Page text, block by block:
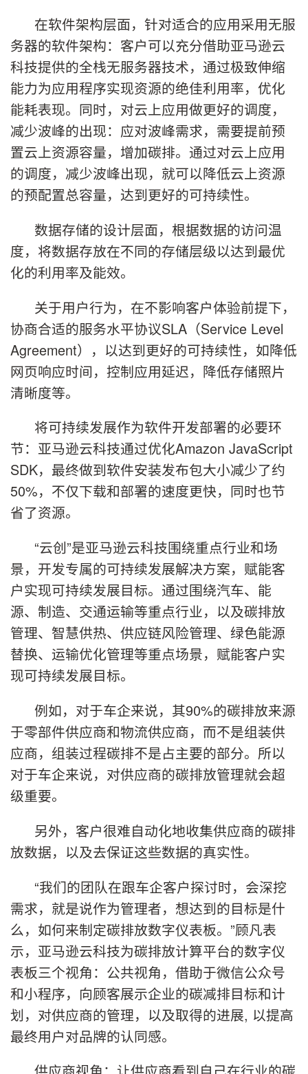
在软件架构层面，针对适合的应用采用无服
务器的软件架构：客户可以充分借助亚马逊云
科技提供的全栈无服务器技术，通过极致伸缩
能力为应用程序实现资源的绝佳利用率，优化
能耗表现。同时，对云上应用做更好的调度，
减少波峰的出现：应对波峰需求，需要提前预
置云上资源容量，增加碳排。通过对云上应用
的调度，减少波峰出现，就可以降低云上资源
的预配置总容量，达到更好的可持续性。
数据存储的设计层面，根据数据的访问温
度，将数据存放在不同的存储层级以达到最优
化的利用率及能效。
关于用户行为，在不影响客户体验前提下，
协商合适的服务水平协议SLA（Service Level
Agreement），以达到更好的可持续性，如降低
网页响应时间，控制应用延迟，降低存储照片
清晰度等。
将可持续发展作为软件开发部署的必要环
节：亚马逊云科技通过优化Amazon JavaScript
SDK，最终做到软件安装发布包大小减少了约
50%，不仅下载和部署的速度更快，同时也节
省了资源。
“云创”是亚马逊云科技围绕重点行业和场
景，开发专属的可持续发展解决方案，赋能客
户实现可持续发展目标。通过围绕汽车、能
源、制造、交通运输等重点行业，以及碳排放
管理、智慧供热、供应链风险管理、绿色能源
替换、运输优化管理等重点场景，赋能客户实
现可持续发展目标。
例如，对于车企来说，其90%的碳排放来源
于零部件供应商和物流供应商，而不是组装供
应商，组装过程碳排不是占主要的部分。所以
对于车企来说，对供应商的碳排放管理就会超
级重要。
另外，客户很难自动化地收集供应商的碳排
放数据，以及去保证这些数据的真实性。
“我们的团队在跟车企客户探讨时，会深挖
需求，就是说作为管理者，想达到的目标是什
么，如何来制定碳排放数字仪表板。”顾凡表
示，亚马逊云科技为碳排放计算平台的数字仪
表板三个视角：公共视角，借助于微信公众号
和小程序，向顾客展示企业的碳减排目标和计
划，对供应商的管理，以及取得的进展, 以提高
最终用户对品牌的认同感。